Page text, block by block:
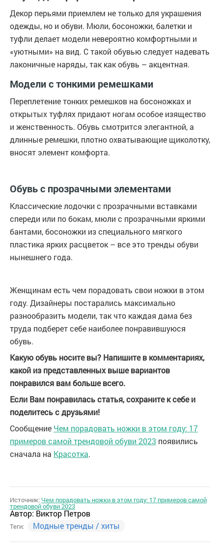
Декор перьями приемлем не только для украшения
одежды, но и обуви. Мюли, босоножки, балетки и
туфли делает модели невероятно комфортными и
«уютными» на вид. С такой обувью следует надевать
лаконичные наряды, так как обувь – акцентная.
Модели с тонкими ремешками
Переплетение тонких ремешков на босоножках и
открытых туфлях придают ногам особое изящество
и женственность. Обувь смотрится элегантной, а
длинные ремешки, плотно охватывающие щиколотку,
вносят элемент комфорта.
Обувь с прозрачными элементами
Классические лодочки с прозрачными вставками
спереди или по бокам, мюли с прозрачными яркими
бантами, босоножки из специального мягкого
пластика ярких расцветок – все это тренды обуви
нынешнего года.
Женщинам есть чем порадовать свои ножки в этом
году. Дизайнеры постарались максимально
разнообразить модели, так что каждая дама без
труда подберет себе наиболее понравившуюся
обувь.
Какую обувь носите вы? Напишите в комментариях,
какой из представленных выше вариантов
понравился вам больше всего.
Если Вам понравилась статья, сохраните к себе и
поделитесь с друзьями!
Сообщение Чем порадовать ножки в этом году: 17
примеров самой трендовой обуви 2023 появились
сначала на Красотка.
Источник: Чем порадовать ножки в этом году: 17 примеров самой
трендовой обуви 2023
Автор: Виктор Петров
Теги: Модные тренды / хиты